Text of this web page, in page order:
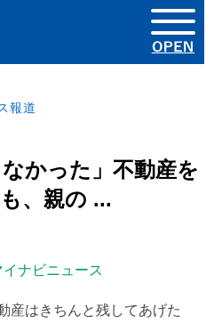
報道
かった」不動産を
、親の ...
イナビニュース
産はきちんと残してあげた